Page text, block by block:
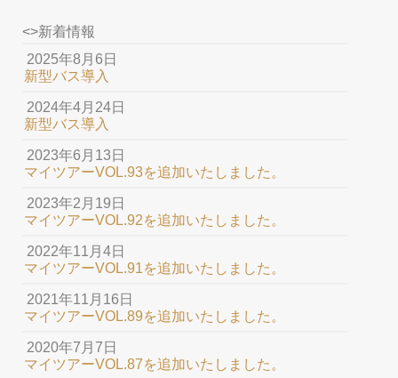
<>新着情報
2025年8月6日
新型バス導入
2024年4月24日
新型バス導入
2023年6月13日
マイツアーVOL.93を追加いたしました。
2023年2月19日
マイツアーVOL.92を追加いたしました。
2022年11月4日
マイツアーVOL.91を追加いたしました。
2021年11月16日
マイツアーVOL.89を追加いたしました。
2020年7月7日
マイツアーVOL.87を追加いたしました。